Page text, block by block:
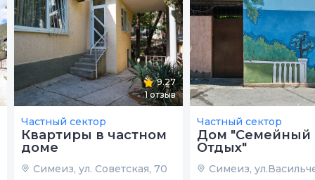
9.27
1отзыв
Частный сектор
Квартиры в частном
доме
Симеиз, ул. Советская, 70
Частный сектор
Дом "Семейный
Отдых"
Симеиз,